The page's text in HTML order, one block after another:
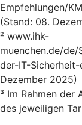
Empfehlungen/
(Stand: 08.
² www.ihk-
muenchen.de/
der-IT-
Dezember 2025)
³ Im Rahmen der
des jeweiligen